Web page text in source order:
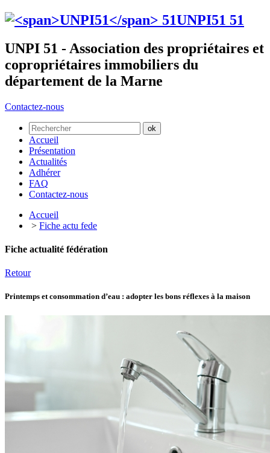
UNPI51 51
UNPI 51 - Association des propriétaires et
copropriétaires immobiliers du
département de la Marne
Contactez-nous
Accueil
Présentation
Actualités
Adhérer
FAQ
Contactez-nous
Accueil
> Fiche actu fede
Fiche actualité fédération
Retour
Printemps et consommation d’eau : adopter les bons réflexes à la maison